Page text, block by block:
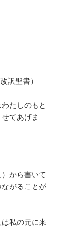
聖書）
たしのもと
てあげま
から書いて
がることが
私の元に来